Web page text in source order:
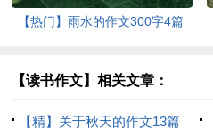
【热门】雨水的作文300字4篇
【读书作文】相关文章：
【精】关于秋天的作文13篇